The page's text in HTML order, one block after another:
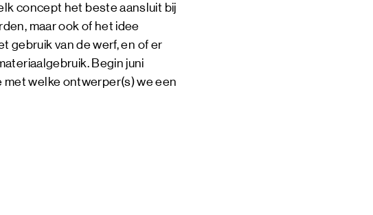
concept het beste aansluit bij
maar ook of het idee
gebruik van de werf, en of er
Begin juni
welke ontwerper(s) we een